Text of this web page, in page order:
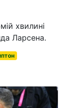
хвилині
Ларсена.